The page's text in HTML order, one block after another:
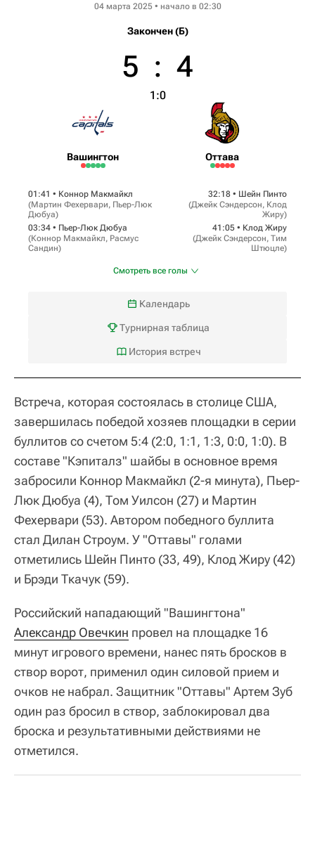
04 марта 2025 • начало в 02:30
Закончен (Б)
Вашингтон
5 : 4
1:0
Оттава
01:41 • Коннор Макмайкл
(Мартин Фехервари, Пьер-Люк
Дюбуа)
03:34 • Пьер-Люк Дюбуа
(Коннор Макмайкл, Расмус
Сандин)
32:18 • Шейн Пинто
(Джейк Сэндерсон, Клод
Жиру)
41:05 • Клод Жиру
(Джейк Сэндерсон, Тим
Штюцле)
Смотреть все голы
Календарь
Турнирная таблица
История встреч
Встреча, которая состоялась в столице США,
завершилась победой хозяев площадки в серии
буллитов со счетом 5:4 (2:0, 1:1, 1:3, 0:0, 1:0). В
составе "Кэпиталз" шайбы в основное время
забросили Коннор Макмайкл (2-я минута), Пьер-
Люк Дюбуа (4), Том Уилсон (27) и Мартин
Фехервари (53). Автором победного буллита
стал Дилан Строум. У "Оттавы" голами
отметились Шейн Пинто (33, 49), Клод Жиру (42)
и Брэди Ткачук (59).
Российский нападающий "Вашингтона"
Александр Овечкин провел на площадке 16
минут игрового времени, нанес пять бросков в
створ ворот, применил один силовой прием и
очков не набрал. Защитник "Оттавы" Артем Зуб
один раз бросил в створ, заблокировал два
броска и результативными действиями не
отметился.